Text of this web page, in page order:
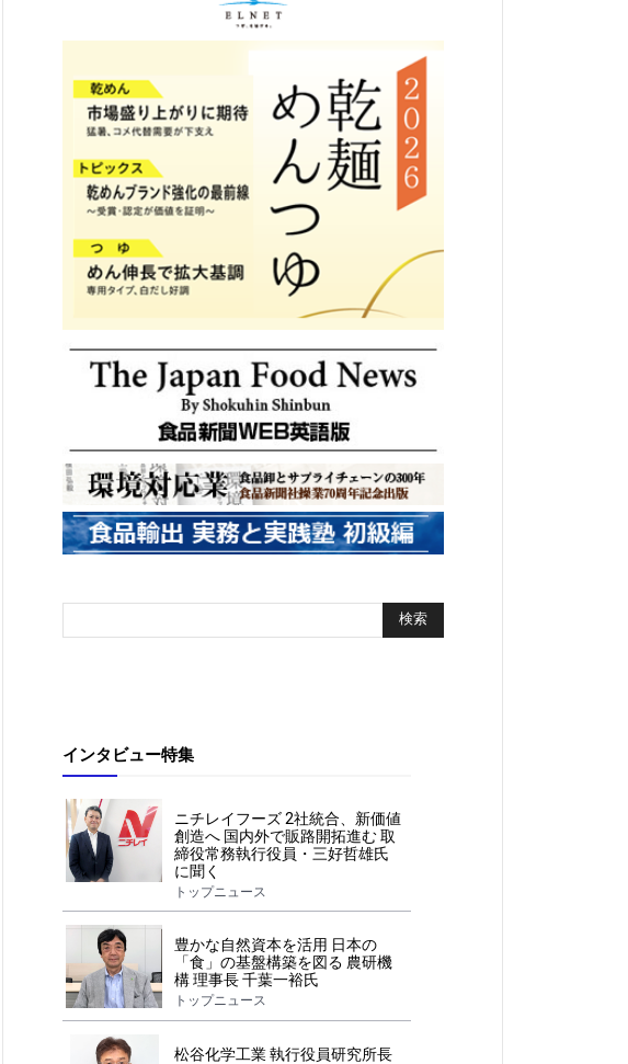
インタビュー特集
ニチレイフーズ 2社統合、新価値
創造へ 国内外で販路開拓進む 取
締役常務執行役員・三好哲雄氏
に聞く
トップニュース
豊かな自然資本を活用 日本の
「食」の基盤構築を図る 農研機
構 理事長 千葉一裕氏
トップニュース
松谷化学工業 執行役員研究所長